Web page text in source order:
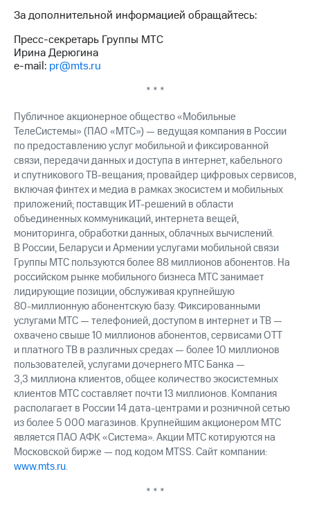
Еврооблигации-2023
о
погашении
именных
Регистратор
Реквизиты
Контакты
развитие
деловая этика
На главную
За дополнительной информацией обращайтесь:
Пресс-секретарь Группы МТС
Ирина Дерюгина
e-mail: pr@mts.ru
* * *
Публичное акционерное общество «Мобильные
ТелеСистемы» (ПАО «МТС») — ведущая компания в России
по предоставлению услуг мобильной и фиксированной
связи, передачи данных и доступа в интернет, кабельного
и спутниковогоТВ-вещания;провайдер цифровых сервисов,
включая финтех и медиа в рамках экосистем и мобильных
приложений; поставщикИТ-решенийв области
объединенных коммуникаций, интернета вещей,
мониторинга, обработки данных, облачных вычислений.
В России, Беларуси и Армении услугами мобильной связи
Группы МТС пользуются более 88 миллионов абонентов. На
российском рынке мобильного бизнеса МТС занимает
лидирующие позиции, обслуживая крупнейшую
80-миллионнуюабонентскую базу. Фиксированными
услугами МТС — телефонией, доступом в интернет и ТВ —
охвачено свыше 10 миллионов абонентов, сервисами OTT
и платного ТВ в различных средах — более 10 миллионов
пользователей, услугами дочернего МТС Банка —
3,3 миллиона клиентов, общее количество экосистемных
клиентов МТС составляет почти 13 миллионов. Компания
располагает в России 14 дата-центрами и розничной сетью
из более 5 000 магазинов. Крупнейшим акционером МТС
является ПАО АФК «Система». Акции МТС котируются на
Московской бирже — под кодом MTSS. Сайт компании:
www.mts.ru.
* * *